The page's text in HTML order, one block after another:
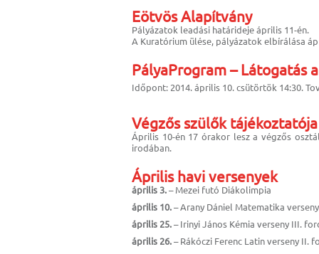
Eötvös Alapítvány
Pályázatok leadási határideje április 11-én.
A Kuratórium ülése, pályázatok elbírálása
PályaProgram – Látogatás
Időpont: 2014. április 10. csütörtök 14:30.
Végzős szülők tájékoztatója
Április 10-én 17 órakor lesz a végzős
irodában.
Április havi versenyek
április 3.– Mezei futó Diákolimpia
április 10.– Arany Dániel Matematika
április 25.– Irinyi János Kémia verseny III.
április 26.– Rákóczi Ferenc Latin verseny II.